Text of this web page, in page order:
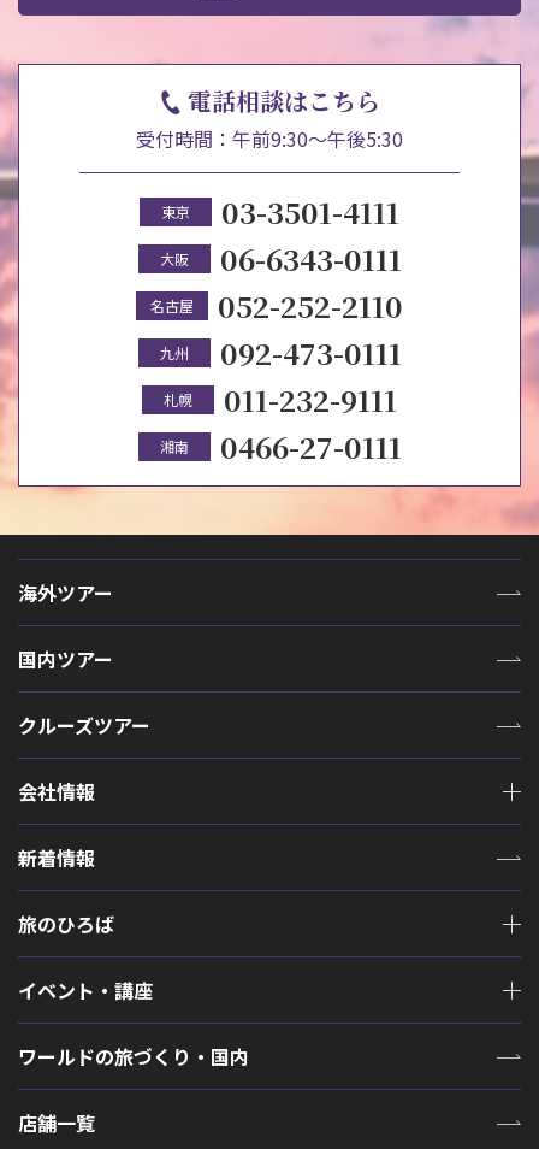
電話相談はこちら
受付時間：午前9:30～午後5:30
東京 03-3501-4111
大阪 06-6343-0111
名古屋 052-252-2110
九州 092-473-0111
札幌 011-232-9111
湘南 0466-27-0111
海外ツアー
国内ツアー
クルーズツアー
会社情報
新着情報
旅のひろば
イベント・講座
ワールドの旅づくり・国内
店舗一覧